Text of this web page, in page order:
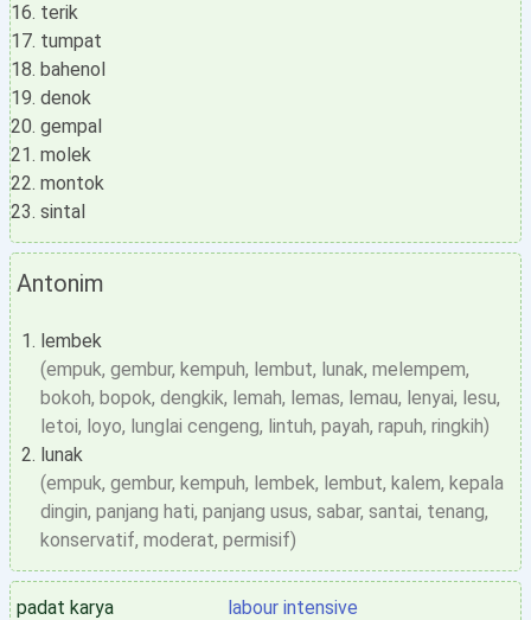
terik
tumpat
bahenol
denok
gempal
molek
montok
sintal
Antonim
lembek
(empuk, gembur, kempuh, lembut, lunak, melempem,
bokoh, bopok, dengkik, lemah, lemas, lemau, lenyai, lesu,
letoi, loyo, lunglai cengeng, lintuh, payah, rapuh, ringkih)
lunak
(empuk, gembur, kempuh, lembek, lembut, kalem, kepala
dingin, panjang hati, panjang usus, sabar, santai, tenang,
konservatif, moderat, permisif)
padat karya
labour intensive